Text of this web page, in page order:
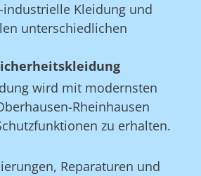
Kleidung und
unterschiedlichen
wird mit modernsten
Rheinhausen
zu erhalten.
Reparaturen und